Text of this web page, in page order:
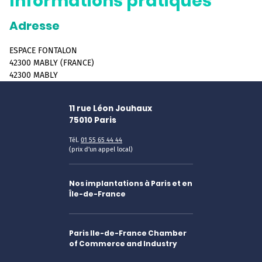
Adresse
ESPACE FONTALON
42300 MABLY (FRANCE)
42300 MABLY
11 rue Léon Jouhaux
75010 Paris
Tél. 01 55 65 44 44
(prix d'un appel local)
Nos implantations à Paris et en
Île-de-France
Paris Ile-de-France Chamber
of Commerce and Industry